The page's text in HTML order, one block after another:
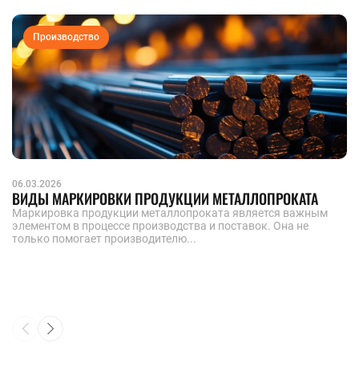
Производство
06.03.2026
ВИДЫ МАРКИРОВКИ ПРОДУКЦИИ МЕТАЛЛОПРОКАТА
Маркировка продукции металлопроката является важным
элементом в процессе производства и поставок. Она не
только помогает производителю...